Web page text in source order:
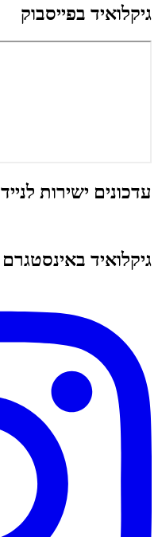
גיקלואיד בפייסבוק
עדכונים ישירות לנייד
גיקלואיד באינסטגרם